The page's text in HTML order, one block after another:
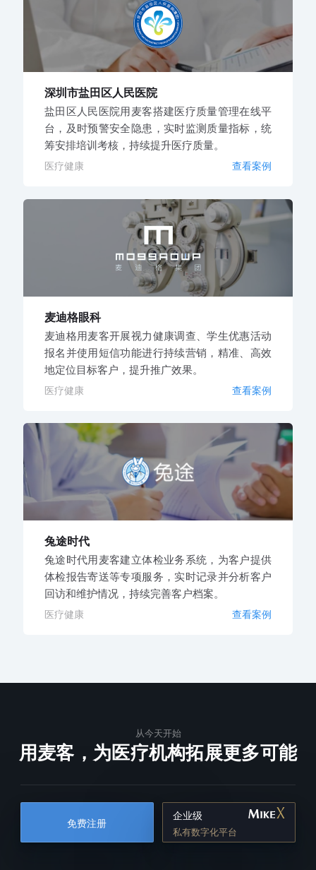
深圳市盐田区人民医院
盐田区人民医院用麦客搭建医疗质量管理在线平
台，及时预警安全隐患，实时监测质量指标，统
筹安排培训考核，持续提升医疗质量。
医疗健康 查看案例
麦迪格眼科
麦迪格用麦客开展视力健康调查、学生优惠活动
报名并使用短信功能进行持续营销，精准、高效
地定位目标客户，提升推广效果。
医疗健康 查看案例
兔途时代
兔途时代用麦客建立体检业务系统，为客户提供
体检报告寄送等专项服务，实时记录并分析客户
回访和维护情况，持续完善客户档案。
医疗健康 查看案例
从今天开始
用麦客，为医疗机构拓展更多可能
免费注册
企业级
私有数字化平台